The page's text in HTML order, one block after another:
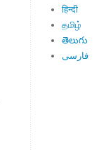
हिन्दी
தமிழ்
తెలుగు
فارسی